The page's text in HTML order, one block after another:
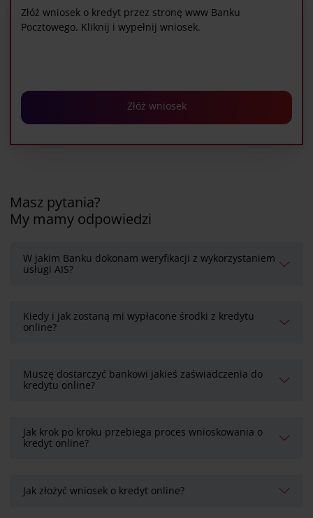
Złóż wniosek o kredyt przez stronę www Banku
Pocztowego. Kliknij i wypełnij wniosek.
Złóż wniosek
Masz pytania?
My mamy odpowiedzi
W jakim Banku dokonam weryfikacji z wykorzystaniem
usługi AIS?
Kiedy i jak zostaną mi wypłacone środki z kredytu
online?
Muszę dostarczyć bankowi jakieś zaświadczenia do
kredytu online?
Jak krok po kroku przebiega proces wnioskowania o
kredyt online?
Jak złożyć wniosek o kredyt online?